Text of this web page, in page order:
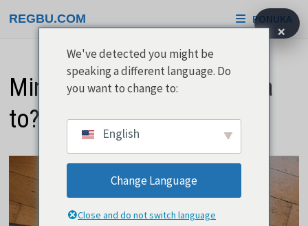
na
REGBU.COM PONUKA
Minimalizácia dlhu - ako na
to?
×
We've detected you might be
speaking a different language. Do
you want to change to:
English
Change Language
Close and do not switch language